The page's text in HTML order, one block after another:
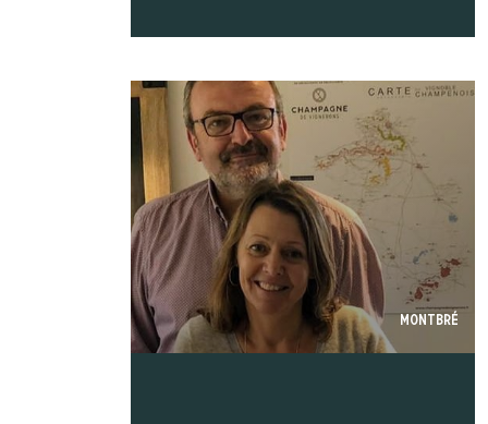
Montbré